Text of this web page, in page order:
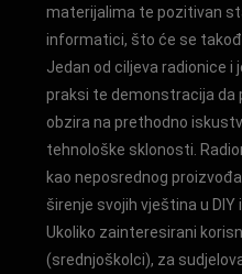
materijalima te pozitivan
informatici, što će se
Jedan od ciljeva radionice
praksi te demonstracija da
obzira na prethodno
tehnološke sklonosti.
kao neposrednog
širenje svojih vještina u DIY
Ukoliko zainteresirani
(srednjoškolci), za